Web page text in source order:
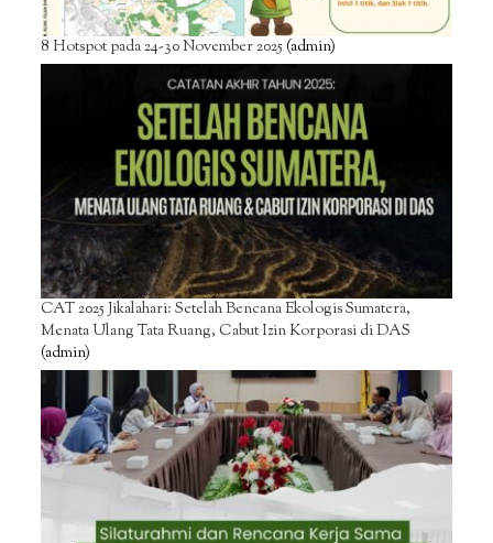
8 Hotspot pada 24-30 November 2025(admin)
CAT 2025 Jikalahari: Setelah Bencana Ekologis Sumatera,
Menata Ulang Tata Ruang, Cabut Izin Korporasi di DAS
(admin)